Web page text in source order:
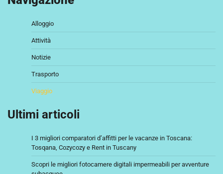
Alloggio
Attività
Notizie
Trasporto
Viaggio
Ultimi articoli
I 3 migliori comparatori d’affitti per le vacanze in Toscana:
Tosqana, Cozycozy e Rent in Tuscany
Scopri le migliori fotocamere digitali impermeabili per avventure